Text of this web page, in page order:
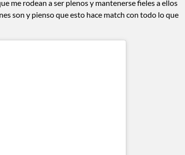
me rodean a ser plenos y mantenerse fieles a ellos
son y pienso que esto hace match con todo lo que